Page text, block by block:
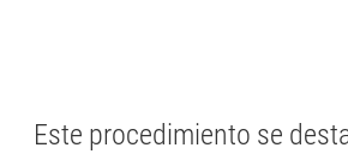
Este procedimiento se